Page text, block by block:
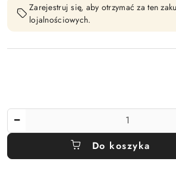
Zarejestruj się, aby otrzymać za ten
lojalnościowych.
Do koszyka